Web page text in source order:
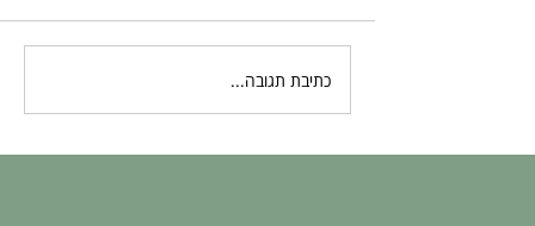
כתיבת תגובה...